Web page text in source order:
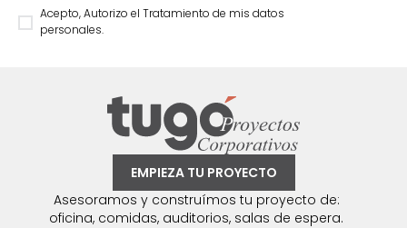
Acepto, Autorizo el Tratamiento de mis datos
personales.
EMPIEZA TU PROYECTO
Asesoramos y construímos tu proyecto de:
oficina, comidas, auditorios, salas de espera.